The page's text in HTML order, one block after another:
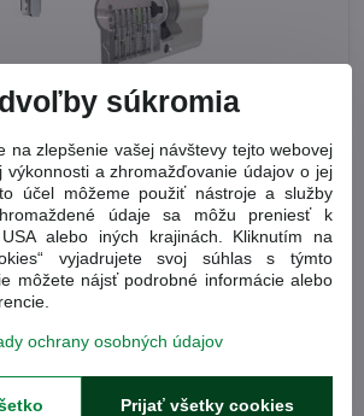
vložky
súkromia
na zlepšenie vašej návštevy tejto webovej
výkonnosti a zhromažďovanie údajov o jej
účel môžeme použiť nástroje a služby
údaje sa môžu preniesť k
alebo iných krajinách. Kliknutím na
vyjadrujete svoj súhlas s týmto
môžete nájsť podrobné informácie alebo
ochrany osobných údajov
Prijať všetky cookies